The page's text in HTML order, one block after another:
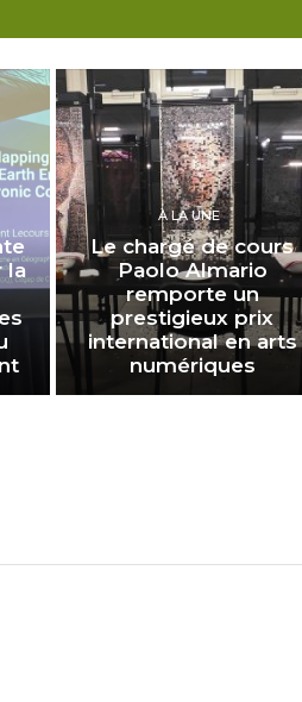
la
À LA UNE
Le chargé de cours
Paolo Almario
remporte un
prestigieux prix
international en arts
numériques